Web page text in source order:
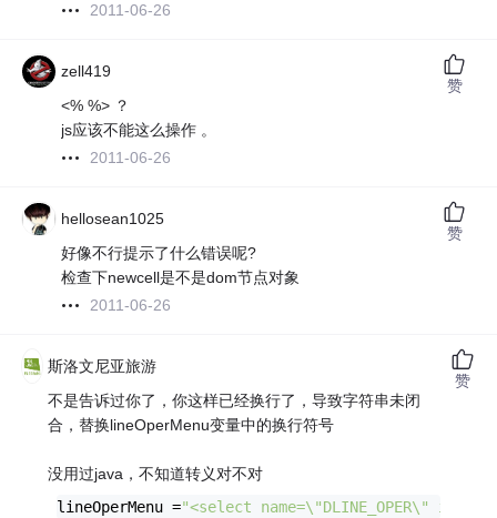
2011-06-26
zell419
<% %> ？
js应该不能这么操作 。
2011-06-26
赞
hellosean1025
好像不行提示了什么错误呢?
检查下newcell是不是dom节点对象
2011-06-26
赞
斯洛文尼亚旅游
不是告诉过你了，你这样已经换行了，导致字符串未闭
合，替换lineOperMenu变量中的换行符号
没用过java，不知道转义对不对
lineOperMenu ="<select name=\"DLINE_OPER\"
赞